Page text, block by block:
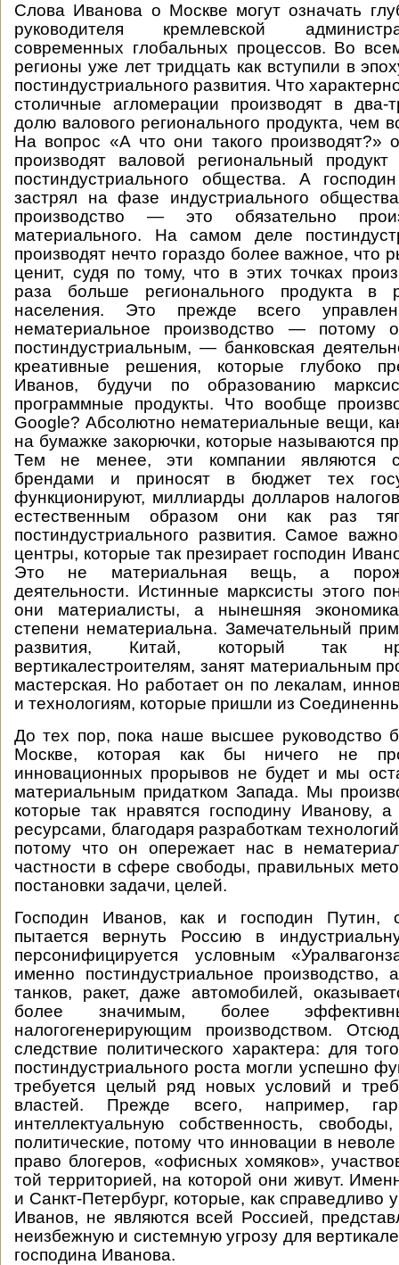
Слова Иванова о Москве могут означать
руководителя кремлевской
современных глобальных процессов. Во
регионы уже лет тридцать как вступили в
постиндустриального развития. Что
столичные агломерации производят в
долю валового регионального продукта, чем
На вопрос «А что они такого производят?»
производят валовой региональный
постиндустриального общества. А
застрял на фазе индустриального
производство — это обязательно
материального. На самом деле
производят нечто гораздо более важное, что
ценит, судя по тому, что в этих точках
раза больше регионального продукта в
населения. Это прежде всего
нематериальное производство — потому
постиндустриальным, — банковская
креативные решения, которые глубоко
Иванов, будучи по образованию
программные продукты. Что вообще
Google? Абсолютно нематериальные вещи,
на бумажке закорючки, которые называются
Тем не менее, эти компании являются
брендами и приносят в бюджет тех
функционируют, миллиарды долларов
естественным образом они как раз
постиндустриального развития. Самое
центры, которые так презирает господин
Это не материальная вещь, а
деятельности. Истинные марксисты этого
они материалисты, а нынешняя
степени нематериальна. Замечательный
развития, Китай, который так
вертикалестроителям, занят материальным
мастерская. Но работает он по лекалам,
и технологиям, которые пришли из
До тех пор, пока наше высшее руководство
Москве, которая как бы ничего не
инновационных прорывов не будет и мы
материальным придатком Запада. Мы
которые так нравятся господину Иванову, а
ресурсами, благодаря разработкам
потому что он опережает нас в
частности в сфере свободы, правильных
постановки задачи, целей.
Господин Иванов, как и господин Путин,
пытается вернуть Россию в
персонифицируется условным
именно постиндустриальное производство,
танков, ракет, даже автомобилей,
более значимым, более
налогогенерирующим производством.
следствие политического характера: для
постиндустриального роста могли успешно
требуется целый ряд новых условий и
властей. Прежде всего, например,
интеллектуальную собственность,
политические, потому что инновации в
право блогеров, «офисных хомяков»,
той территорией, на которой они живут.
и Санкт-Петербург, которые, как справедливо
Иванов, не являются всей Россией,
неизбежную и системную угрозу для
господина Иванова.